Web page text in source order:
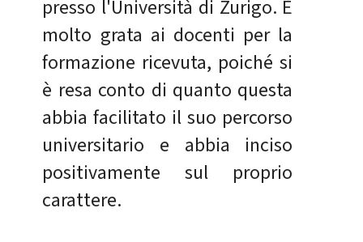
presso l'Università di Zurigo. È
molto grata ai docenti per la
formazione ricevuta, poiché si
è resa conto di quanto questa
abbia facilitato il suo percorso
universitario e abbia inciso
positivamente sul proprio
carattere.